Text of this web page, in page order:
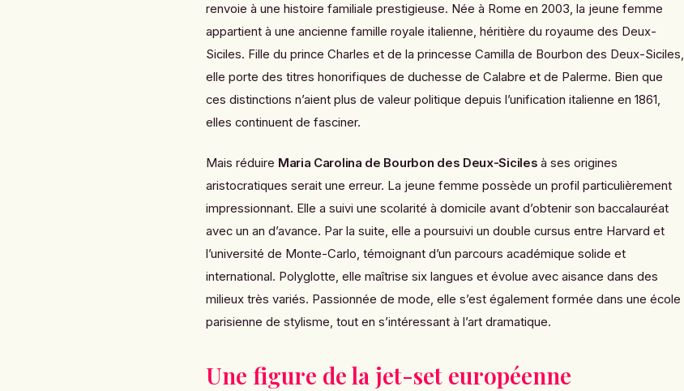
renvoie à une histoire familiale prestigieuse. Née à Rome en 2003, la jeune femme
appartient à une ancienne famille royale italienne, héritière du royaume des Deux-
Siciles. Fille du prince Charles et de la princesse Camilla de Bourbon des Deux-Siciles,
elle porte des titres honorifiques de duchesse de Calabre et de Palerme. Bien que
ces distinctions n’aient plus de valeur politique depuis l’unification italienne en 1861,
elles continuent de fasciner.
Mais réduire Maria Carolina de Bourbon des Deux-Siciles à ses origines
aristocratiques serait une erreur. La jeune femme possède un profil particulièrement
impressionnant. Elle a suivi une scolarité à domicile avant d’obtenir son baccalauréat
avec un an d’avance. Par la suite, elle a poursuivi un double cursus entre Harvard et
l’université de Monte-Carlo, témoignant d’un parcours académique solide et
international. Polyglotte, elle maîtrise six langues et évolue avec aisance dans des
milieux très variés. Passionnée de mode, elle s’est également formée dans une école
parisienne de stylisme, tout en s’intéressant à l’art dramatique.
Une figure de la jet-set européenne